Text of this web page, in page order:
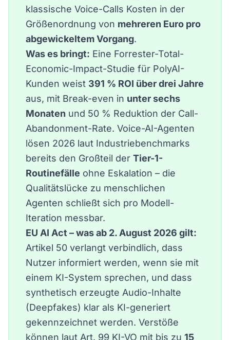
klassische Voice-Calls Kosten in der
Größenordnung von mehreren Euro pro
abgewickeltem Vorgang.
Was es bringt: Eine Forrester-Total-
Economic-Impact-Studie für PolyAI-
Kunden weist 391 % ROI über drei Jahre
aus, mit Break-even in unter sechs
Monaten und 50 % Reduktion der Call-
Abandonment-Rate. Voice-AI-Agenten
lösen 2026 laut Industriebenchmarks
bereits den Großteil der Tier-1-
Routinefälle ohne Eskalation – die
Qualitätslücke zu menschlichen
Agenten schließt sich pro Modell-
Iteration messbar.
EU AI Act – was ab 2. August 2026 gilt:
Artikel 50 verlangt verbindlich, dass
Nutzer informiert werden, wenn sie mit
einem KI-System sprechen, und dass
synthetisch erzeugte Audio-Inhalte
(Deepfakes) klar als KI-generiert
gekennzeichnet werden. Verstöße
können laut Art. 99 KI-VO mit bis zu 15